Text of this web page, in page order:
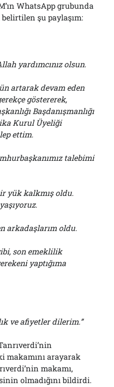
WhatsApp grubunda
belirtilen şu paylaşım:
yardımcınız olsun.
artarak devam eden
göstererek,
Başdanışmanlığı
Kurul Üyeliği
ettim.
talebimi
yük kalkmış oldu.
arkadaşlarım oldu.
son emeklilik
yaptığıma
ve afiyetler dilerim.”
makamını arayarak
makamı,
olmadığını bildirdi.